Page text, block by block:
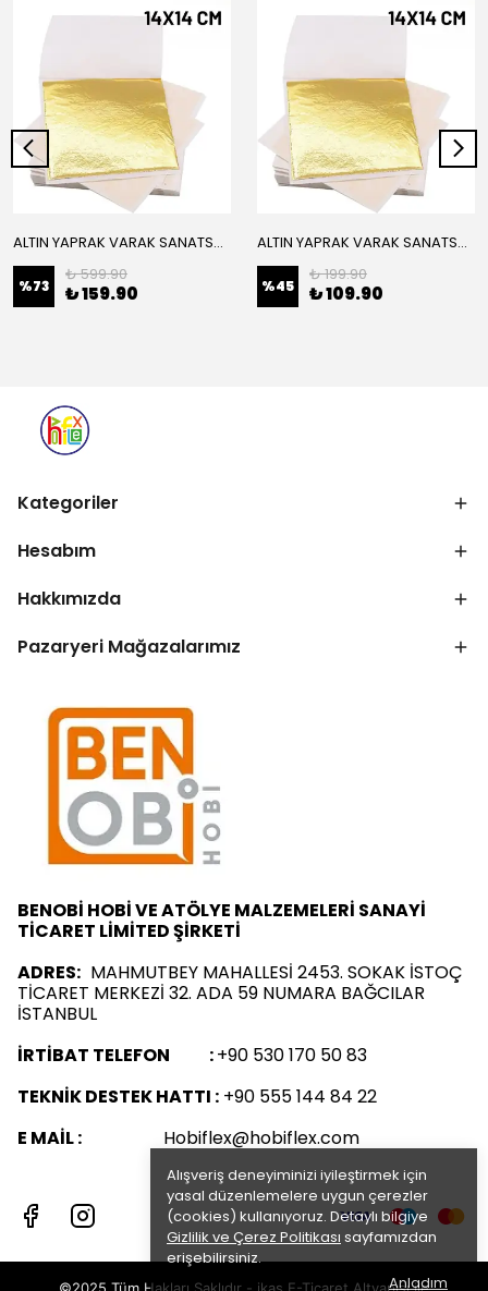
Alışveriş deneyiminizi iyileştirmek için
yasal düzenlemelere uygun çerezler
(cookies) kullanıyoruz. Detaylı bilgiye
Gizlilik ve Çerez Politikası sayfamızdan
erişebilirsiniz.
Anladım
ALTIN YAPRAK VARAK SANATSAL BÜYÜK BOY FOLYO EPOKSİ REÇİNE NAİL ART 16 ADET 14X14 CM ALTIN RENK
%73
₺ 599.90
₺ 159.90
ALTIN YAPRAK VARAK SANATSAL BÜYÜK BOY FOLYO EPOKSİ REÇİNE NAİL ART 8 ADET ALTIN RENK 14X14 CM
%45
₺ 199.90
₺ 109.90
Kategoriler
Hesabım
Hakkımızda
Pazaryeri Mağazalarımız
BENOBİ HOBİ VE ATÖLYE MALZEMELERİ SANAYİ
TİCARET LİMİTED ŞİRKETİ
ADRES: MAHMUTBEY MAHALLESİ 2453. SOKAK İSTOÇ
TİCARET MERKEZİ 32. ADA 59 NUMARA BAĞCILAR
İSTANBUL
İRTİBAT TELEFON :+90 530 170 50 83
TEKNİK DESTEK HATTI : +90 555 144 84 22
E MAİL : Hobiflex@hobiflex.com